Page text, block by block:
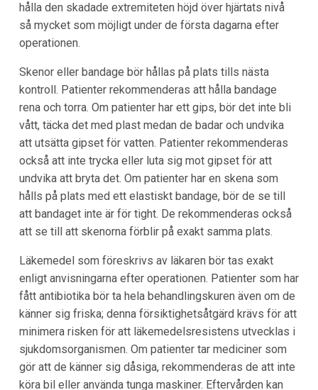
hålla den skadade extremiteten höjd över hjärtats nivå
så mycket som möjligt under de första dagarna efter
operationen.
Skenor eller bandage bör hållas på plats tills nästa
kontroll. Patienter rekommenderas att hålla bandage
rena och torra. Om patienter har ett gips, bör det inte bli
vått, täcka det med plast medan de badar och undvika
att utsätta gipset för vatten. Patienter rekommenderas
också att inte trycka eller luta sig mot gipset för att
undvika att bryta det. Om patienter har en skena som
hålls på plats med ett elastiskt bandage, bör de se till
att bandaget inte är för tight. De rekommenderas också
att se till att skenorna förblir på exakt samma plats.
Läkemedel som föreskrivs av läkaren bör tas exakt
enligt anvisningarna efter operationen. Patienter som har
fått antibiotika bör ta hela behandlingskuren även om de
känner sig friska; denna försiktighetsåtgärd krävs för att
minimera risken för att läkemedelsresistens utvecklas i
sjukdomsorganismen. Om patienter tar mediciner som
gör att de känner sig dåsiga, rekommenderas de att inte
köra bil eller använda tunga maskiner. Eftervården kan